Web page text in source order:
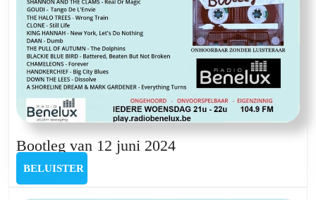
Bootleg van 12 juni 2024Bootleg
BELUISTER